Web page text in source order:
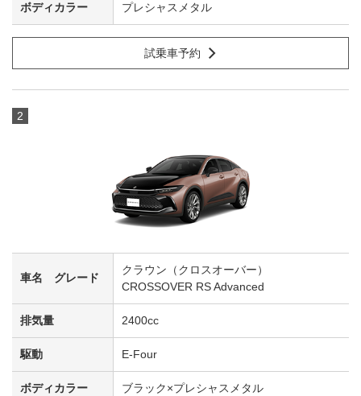
プレシャスメタル
試乗車予約
2
クラウン（クロスオーバー）
CROSSOVER RS Advanced
2400cc
E-Four
ブラック×プレシャスメタル